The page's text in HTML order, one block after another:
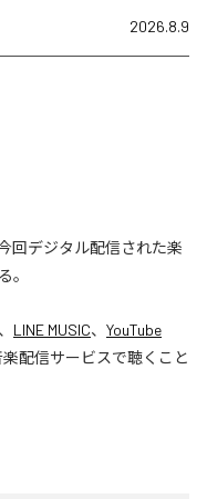
2026.8.9
回デジタル配信された楽
。
、 LINE MUSIC、 YouTube
配信サービスで聴くこと